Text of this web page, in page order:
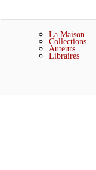
La Maison
Collections
Auteurs
Libraires